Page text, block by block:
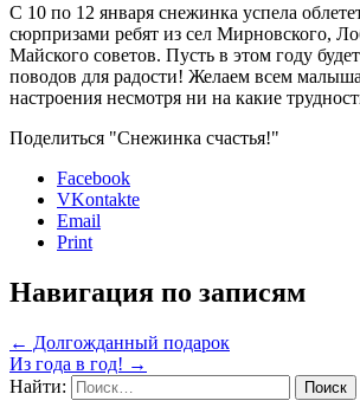
С 10 по 12 января снежинка успела
сюрпризами ребят из сел Мирновского,
Майского советов. Пусть в этом году
поводов для радости! Желаем всем
настроения несмотря ни на какие
Поделиться "Снежинка счастья!"
Facebook
VKontakte
Email
Print
Навигация по записям
← Долгожданный подарок
Из года в год! →
Найти: